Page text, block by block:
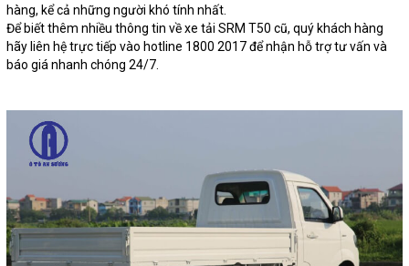
hàng, kể cả những người khó tính nhất.
Để biết thêm nhiều thông tin về xe tải SRM T50 cũ, quý khách hàng
hãy liên hệ trực tiếp vào hotline 1800 2017 để nhận hỗ trợ tư vấn và
báo giá nhanh chóng 24/7.